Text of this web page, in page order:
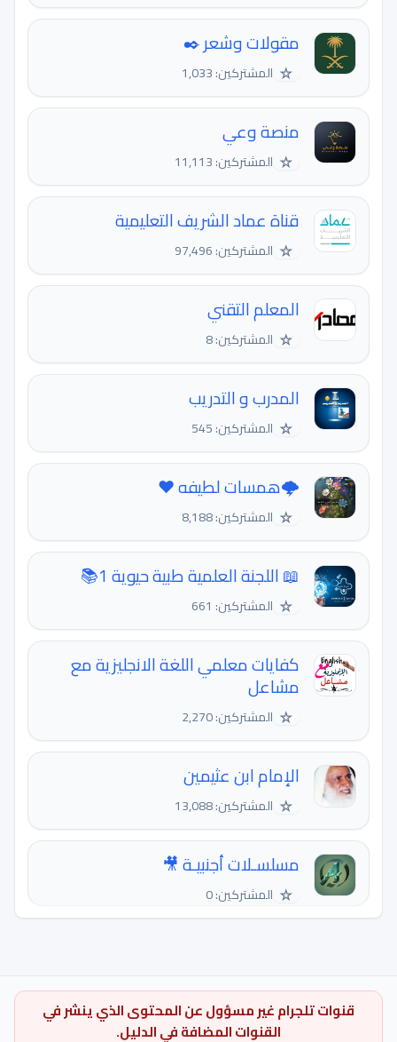
مقولات وشعر ✒️
☆ المشتركين: 1,033
منصة وعي
☆ المشتركين: 11,113
قناة عماد الشريف التعليمية
☆ المشتركين: 97,496
المعلم التقني
☆ المشتركين: 8
المدرب و التدريب
☆ المشتركين: 545
🌩همسات لطیفه ❤️
☆ المشتركين: 8,188
📖 اللجنة العلمية طبية حيوية 1📚
☆ المشتركين: 661
كفايات معلمي اللغة الانجليزية مع
مشاعل
☆ المشتركين: 2,270
الإمام ابن عثيمين
☆ المشتركين: 13,088
مسلسـلات أجنبيـة 🎥
☆ المشتركين: 0
قنوات تلجرام غير مسؤول عن المحتوى الذي ينشر في
القنوات المضافة في الدليل.